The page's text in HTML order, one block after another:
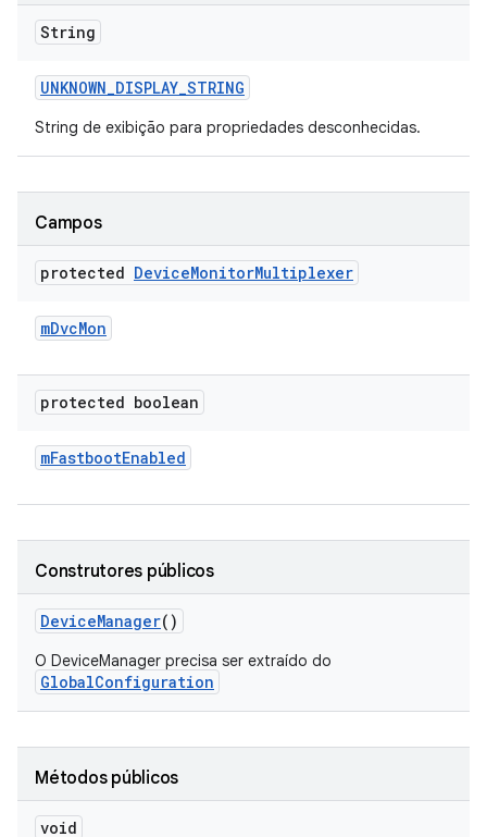
String
UNKNOWN_DISPLAY_STRING
String de exibição para propriedades desconhecidas.
Campos
protected DeviceMonitorMultiplexer
mDvcMon
protected boolean
mFastbootEnabled
Construtores públicos
DeviceManager()
O DeviceManager precisa ser extraído do
GlobalConfiguration
Métodos públicos
void